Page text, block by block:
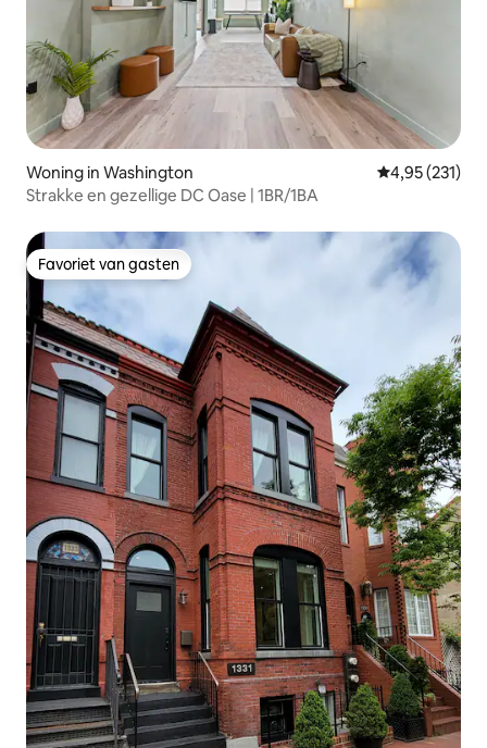
Woning in Washington Gemiddelde
4,95 (231)
Strakke en gezellige DC Oase | 1BR/1BA
Favoriet van gasten
Favoriet van gasten